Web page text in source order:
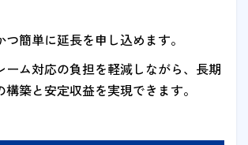
簡単に延長を申し込めます。
ーム対応の負担を軽減しながら、長期
築と安定収益を実現できます。